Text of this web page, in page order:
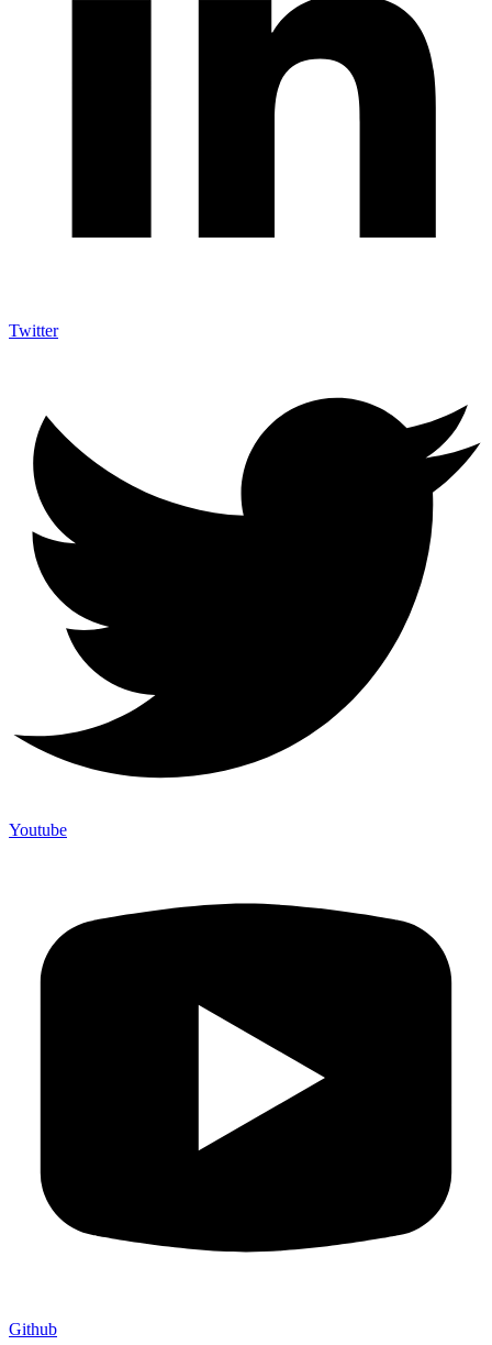
Twitter
Youtube
Github